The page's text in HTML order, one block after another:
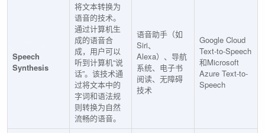
Speech
Synthesis
将文本转换为
语音的技术。
通过计算机生
成的语音合
成，用户可以
听到计算机“说
话”。该技术通
过将文本中的
字词和语法规
则转换为自然
流畅的语音。
语音助手（如
Siri、
Alexa）、导航
系统、电子书
阅读、无障碍
技术
Google Cloud
Text-to-Speech
和Microsoft
Azure Text-to-
Speech